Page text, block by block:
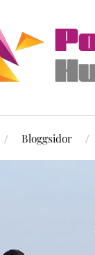
Bloggsidor